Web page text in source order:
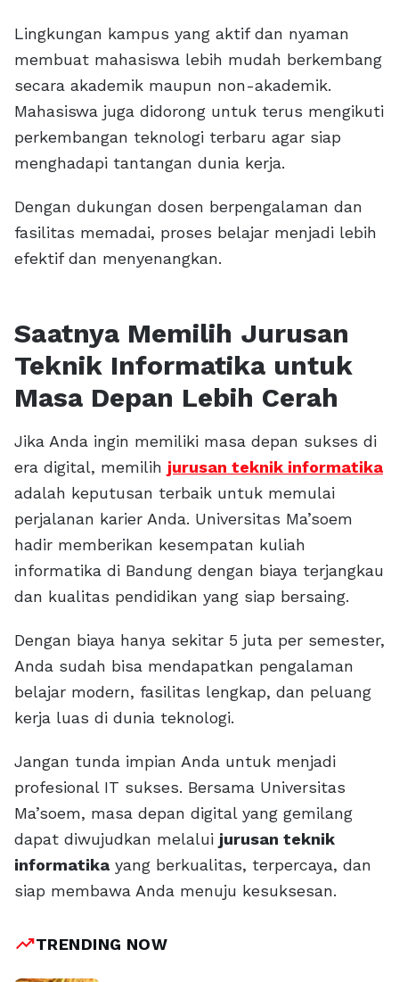
Lingkungan kampus yang aktif dan nyaman
membuat mahasiswa lebih mudah berkembang
secara akademik maupun non-akademik.
Mahasiswa juga didorong untuk terus mengikuti
perkembangan teknologi terbaru agar siap
menghadapi tantangan dunia kerja.
Dengan dukungan dosen berpengalaman dan
fasilitas memadai, proses belajar menjadi lebih
efektif dan menyenangkan.
Saatnya Memilih Jurusan
Teknik Informatika untuk
Masa Depan Lebih Cerah
Jika Anda ingin memiliki masa depan sukses di
era digital, memilih jurusan teknik informatika
adalah keputusan terbaik untuk memulai
perjalanan karier Anda. Universitas Ma’soem
hadir memberikan kesempatan kuliah
informatika di Bandung dengan biaya terjangkau
dan kualitas pendidikan yang siap bersaing.
Dengan biaya hanya sekitar 5 juta per semester,
Anda sudah bisa mendapatkan pengalaman
belajar modern, fasilitas lengkap, dan peluang
kerja luas di dunia teknologi.
Jangan tunda impian Anda untuk menjadi
profesional IT sukses. Bersama Universitas
Ma’soem, masa depan digital yang gemilang
dapat diwujudkan melalui jurusan teknik
informatika yang berkualitas, terpercaya, dan
siap membawa Anda menuju kesuksesan.
trending_upTRENDING NOW